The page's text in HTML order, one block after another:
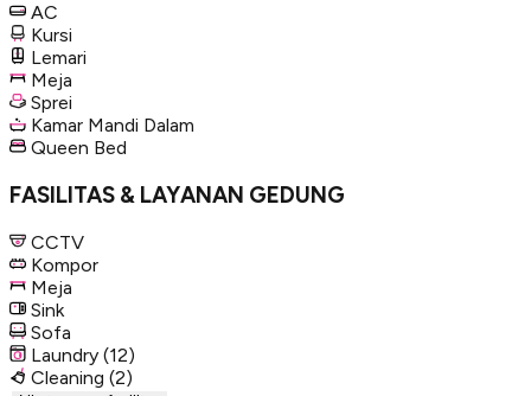
AC
Kursi
Lemari
Meja
Sprei
Kamar Mandi Dalam
Queen Bed
FASILITAS & LAYANAN GEDUNG
CCTV
Kompor
Meja
Sink
Sofa
Laundry (12)
Cleaning (2)